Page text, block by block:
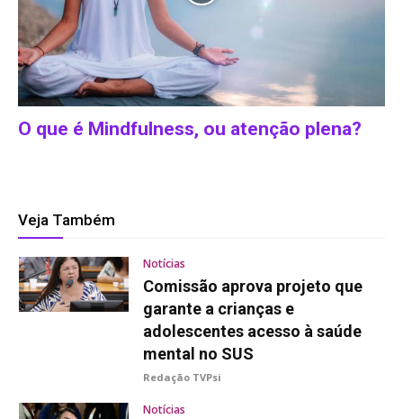
O que é Mindfulness, ou atenção plena?
Veja Também
Notícias
Comissão aprova projeto que
garante a crianças e
adolescentes acesso à saúde
mental no SUS
Redação TVPsi
Notícias